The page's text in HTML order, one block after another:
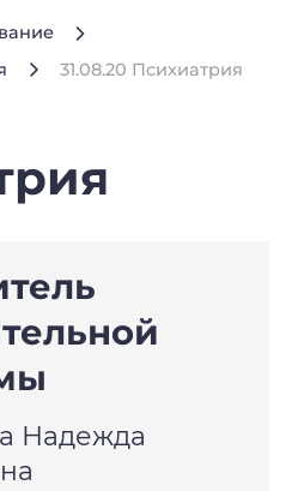
31.08.20 Психиатрия
Надежда